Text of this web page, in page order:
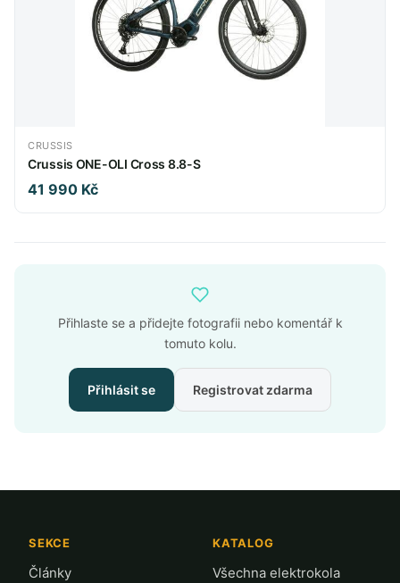
CRUSSIS
Crussis ONE-OLI Cross 8.8-S
41 990 Kč
Přihlaste se a přidejte fotografii nebo komentář k
tomuto kolu.
Přihlásit se Registrovat zdarma
SEKCE
Články
KATALOG
Všechna elektrokola